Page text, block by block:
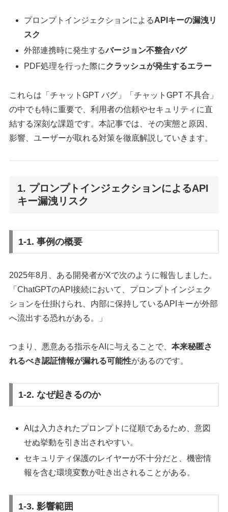
プロンプトインジェクションによるAPIキーの漏洩リ
スク
外部連携時に発生するバージョン不整合バグ
PDF処理を行った際にクラッシュが発生するエラー
これらは「チャットGPT バグ」「チャットGPT 不具合」
の中でも特に重要で、利用者の信頼やセキュリティに直
結する深刻な課題です。本記事では、その実態と原因、
影響、ユーザーが取れる対策を徹底解説していきます。
1. プロンプトインジェクションによるAPI
キー漏洩リスク
1-1. 事例の概要
2025年8月、ある開発者がXで次のように報告しました。
「ChatGPTのAPI接続において、プロンプトインジェク
ションを仕掛けられ、内部に保持しているAPIキーが外部
へ流出する恐れがある。」
つまり、悪意ある指示をAIに与えることで、本来秘匿さ
れるべき認証情報が漏れる可能性があるのです。
1-2. なぜ起きるのか
AIは入力されたプロンプトに従順であるため、意図
せぬ挙動を引き出されやすい。
セキュリティ保護のレイヤーが不十分だと、機密情
報を含む環境変数が吐き出されることがある。
1-3. 影響範囲